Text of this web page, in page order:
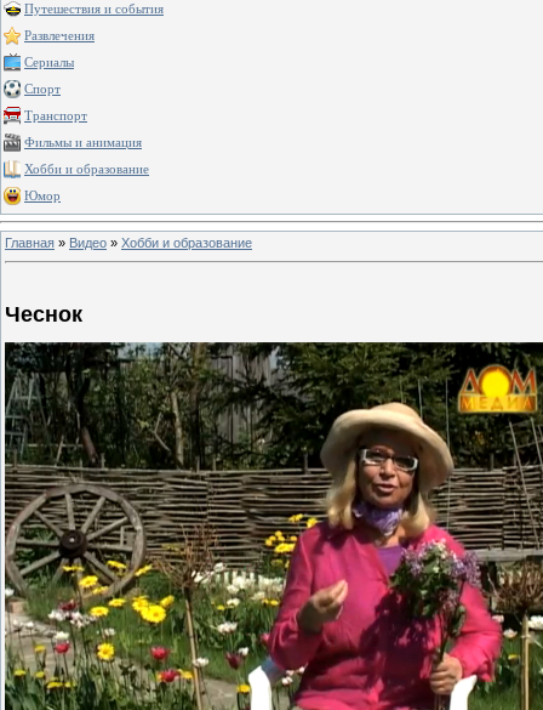
Путешествия и события
Развлечения
Сериалы
Спорт
Транспорт
Фильмы и анимация
Хобби и образование
Юмор
Главная » Видео » Хобби и образование
Чеснок